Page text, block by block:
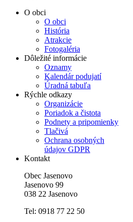
O obci
O obci
História
Atrakcie
Fotogaléria
Dôležité informácie
Oznamy
Kalendár podujatí
Úradná tabuľa
Rýchle odkazy
Organizácie
Poriadok a čistota
Podnety a pripomienky
Tlačivá
Ochrana osobných
údajov GDPR
Kontakt
Obec Jasenovo
Jasenovo 99
038 22 Jasenovo
Tel: 0918 77 22 50